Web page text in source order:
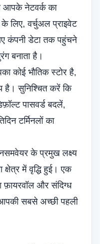
आपके नेटवर्क का
के लिए, वर्चुअल प्राइवेट
कंपनी डेटा तक पहुंचने
बनाता है।
कोई भौतिक स्टोर है,
है। सुनिश्चित करें कि
पासवर्ड बदलें,
टर्मिनलों का
के प्रमुख लक्ष्य
क्षेत्र में वृद्धि हुई। एक
फ़ायरवॉल और संदिग्ध
आपकी सबसे अच्छी पहली